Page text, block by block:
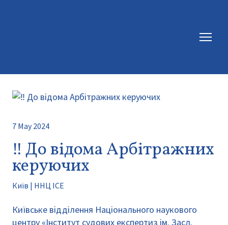
7 May 2024
‼️ До відома Арбітражних
керуючих
Київ | ННЦ ІСЕ
Київське відділення Національного наукового
центру «Інститут судових експертиз ім. Засл.